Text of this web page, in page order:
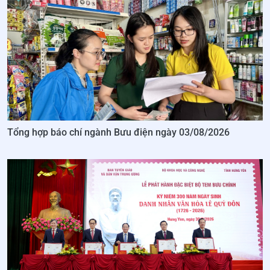
Tổng hợp báo chí ngành Bưu điện ngày 03/08/2026